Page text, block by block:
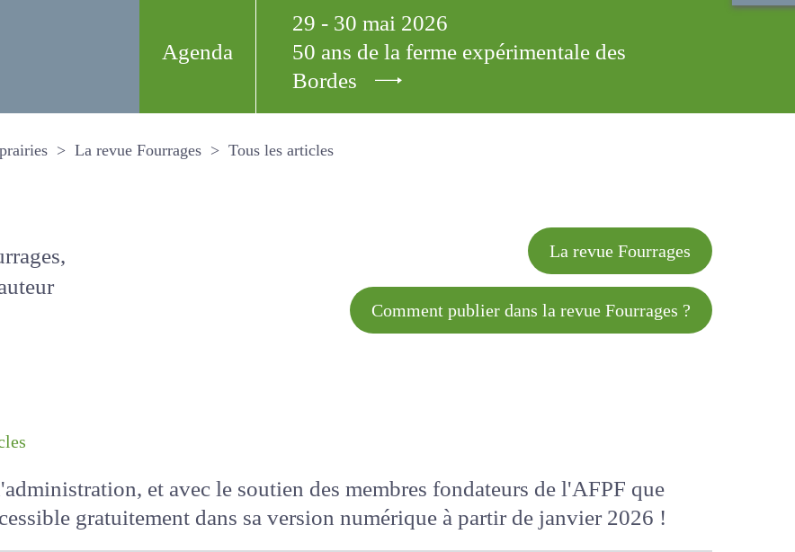
Agenda
29 - 30 mai 2026
50 ans de la ferme expérimentale des
Bordes
les prairies La revue Fourrages Tous les articles
La revue Fourrages
Comment publier dans la revue Fourrages ?
et avec le soutien des membres fondateurs de l'AFPF que
gratuitementdans sa version numériqueà partir de janvier 2026